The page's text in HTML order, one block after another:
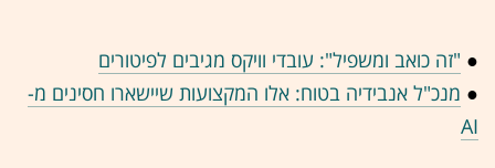
● "זה כואב ומשפיל": עובדי וויקס מגיבים לפיטורים
● מנכ"ל אנבידיה בטוח: אלו המקצועות שיישארו חסינים מ-
AI